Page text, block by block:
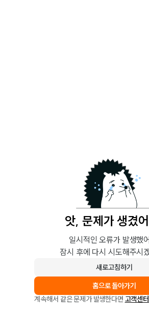
앗, 문제가 생겼
일시적인 오류가 발생했
잠시 후에 다시 시도해주시
새로고침하기
홈으로 돌아가기
계속해서 같은 문제가 발생한다면 고객센터